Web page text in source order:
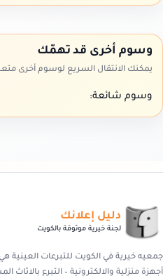
وسوم أخرى قد تهمّك
يمكنك الانتقال السريع لوسوم أخرى
وسوم شائعة:
دليل إعلانك
لجنة خيرية موثوقة بالكويت
جمعيه خيرية في الكويت للتبرعات العينية
أجهزة منزلية والالكترونية – التبرع